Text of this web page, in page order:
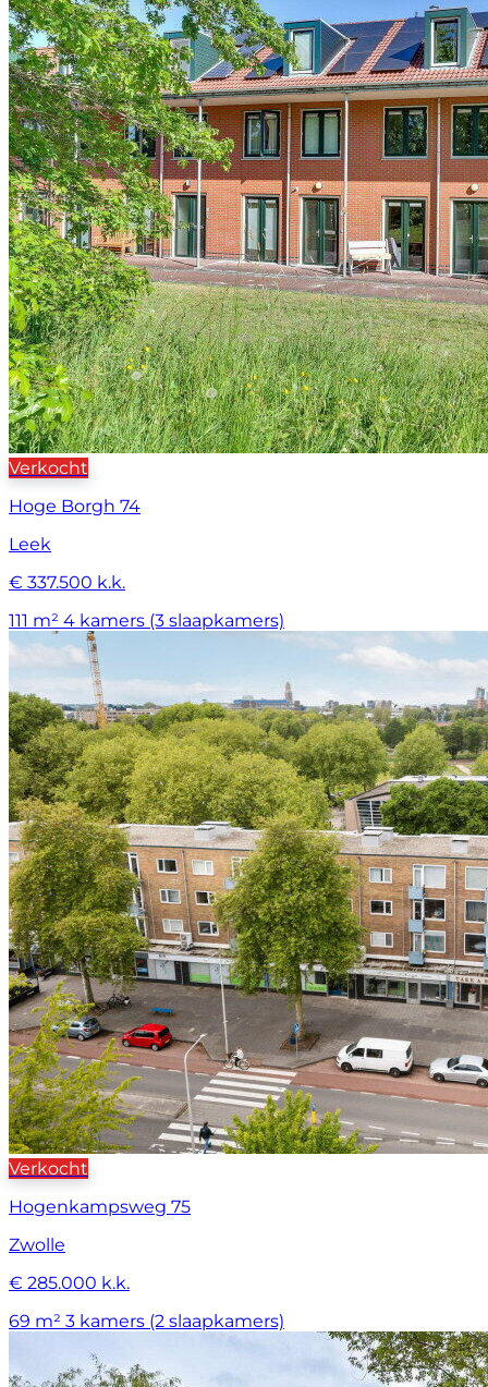
Verkocht
Hoge Borgh 74
Leek
€ 337.500 k.k.
111 m² 4 kamers (3 slaapkamers)
Verkocht
Hogenkampsweg 75
Zwolle
€ 285.000 k.k.
69 m² 3 kamers (2 slaapkamers)